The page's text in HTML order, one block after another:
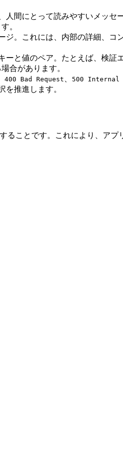
間にとって読みやすいメッ
。
。これには、内部の詳細、
と値のペア。たとえば、検
合があります。
400 Bad Request 500 Internal
推進します。
ことです。これにより、ア